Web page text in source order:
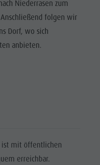
Antholzertal
Fischteich
Olympic
Arena
Niederrasen zum
folgen wir
Dorf, wo sich
anbieten.
ist mit öffentlichen
erreichbar.